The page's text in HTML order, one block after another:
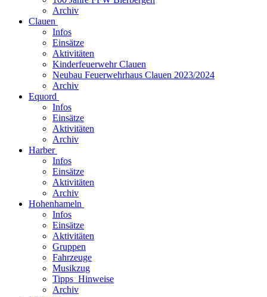
Archiv
Clauen
Infos
Einsätze
Aktivitäten
Kinderfeuerwehr Clauen
Neubau Feuerwehrhaus Clauen 2023/2024
Archiv
Equord
Infos
Einsätze
Aktivitäten
Archiv
Harber
Infos
Einsätze
Aktivitäten
Archiv
Hohenhameln
Infos
Einsätze
Aktivitäten
Gruppen
Fahrzeuge
Musikzug
Tipps_Hinweise
Archiv